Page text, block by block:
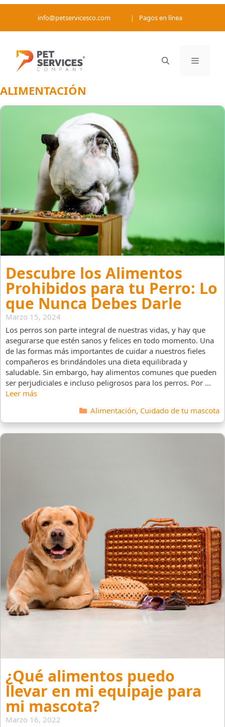
contenido
info@petservicesco.com | Pagos en línea
ALIMENTACIÓN
Descubre los Alimentos
Prohibidos para tu Perro: Lo
que Nunca Debes Darle
Marzo 15, 2024
Los perros son parte integral de nuestras vidas, y hay que
asegurarse que estén sanos y felices en todo momento. Una
de las formas más importantes de cuidar a nuestros fieles
compañeros es brindándoles una dieta equilibrada y
saludable. Sin embargo, hay alimentos comunes que pueden
ser perjudiciales e incluso peligrosos para los perros. Por …
Leer más
Categorías
Alimentación, Cuidado de tu mascota
¿Qué alimentos puedo
llevar en mi equipaje para
mi mascota?
Marzo 16, 2022